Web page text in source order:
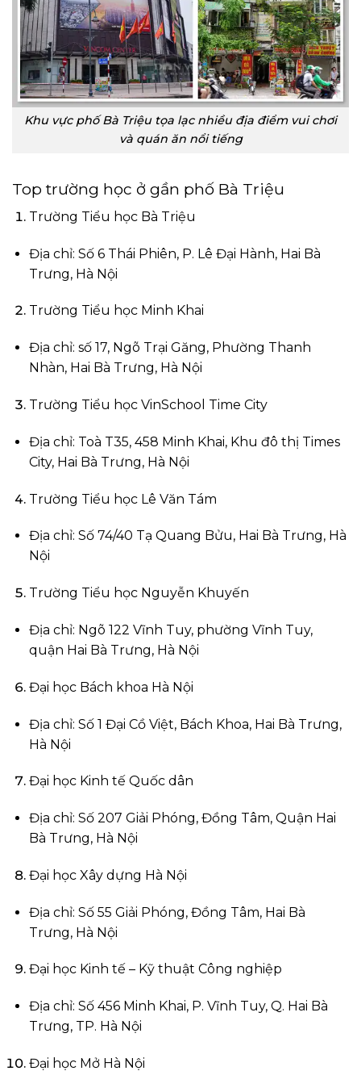
Khu vực phố Bà Triệu tọa lạc nhiều địa điểm vui chơi
và quán ăn nổi tiếng
Top trường học ở gần phố Bà Triệu
Trường Tiểu học Bà Triệu
Địa chỉ: Số 6 Thái Phiên, P. Lê Đại Hành, Hai Bà
Trưng, Hà Nội
Trường Tiểu học Minh Khai
Địa chỉ: số 17, Ngõ Trại Găng, Phường Thanh
Nhàn, Hai Bà Trưng, Hà Nội
Trường Tiểu học VinSchool Time City
Địa chỉ: Toà T35, 458 Minh Khai, Khu đô thị Times
City, Hai Bà Trưng, Hà Nội
Trường Tiểu học Lê Văn Tám
Địa chỉ: Số 74/40 Tạ Quang Bửu, Hai Bà Trưng, Hà
Nội
Trường Tiểu học Nguyễn Khuyến
Địa chỉ: Ngõ 122 Vĩnh Tuy, phường Vĩnh Tuy,
quận Hai Bà Trưng, Hà Nội
Đại học Bách khoa Hà Nội
Địa chỉ: Số 1 Đại Cồ Việt, Bách Khoa, Hai Bà Trưng,
Hà Nội
Đại học Kinh tế Quốc dân
Địa chỉ: Số 207 Giải Phóng, Đồng Tâm, Quận Hai
Bà Trưng, Hà Nội
Đại học Xây dựng Hà Nội
Địa chỉ: Số 55 Giải Phóng, Đồng Tâm, Hai Bà
Trưng, Hà Nội
Đại học Kinh tế – Kỹ thuật Công nghiệp
Địa chỉ: Số 456 Minh Khai, P. Vĩnh Tuy, Q. Hai Bà
Trưng, TP. Hà Nội
Đại học Mở Hà Nội